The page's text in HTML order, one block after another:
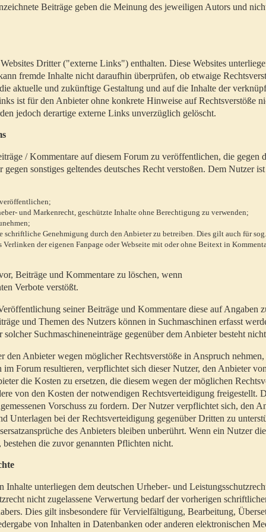
Beiträge geben die Meinung des jeweiligen Autors und
Dritter ("externe Links") enthalten. Diese Websites
fremde Inhalte nicht daraufhin überprüfen, ob etwaige
aktuelle und zukünftige Gestaltung und auf die Inhalte der
ist für den Anbieter ohne konkrete Hinweise auf Rechtsverstöße
jedoch derartige externe Links unverzüglich gelöscht.
/ Kommentare auf diesem Forum zu veröffentlichen, die gegen
sonstiges geltendes deutsches Recht verstoßen. Dem Nutzer
und Markenrecht, geschützte Inhalte ohne Berechtigung zu verwenden;
schriftliche Genehmigung durch den Anbieter zu betreiben. Dies gilt auch für sog.
Verlinken der eigenen Fanpage oder Webseite mit oder ohne Beitext in
Beiträge und Kommentare zu löschen, wenn
Verbote verstößt.
seiner Beiträge und Kommentare diese auf Angaben
und Themen des Nutzers können in Suchmaschinen erfasst
Suchmaschineneinträge gegenüber dem Anbieter besteht
den Anbieter wegen möglicher Rechtsverstöße in Anspruch nehmen,
Forum resultieren, verpflichtet sich dieser Nutzer, den Anbieter
die Kosten zu ersetzen, die diesem wegen der möglichen
von den Kosten der notwendigen Rechtsverteidigung freigestellt.
Vorschuss zu fordern. Der Nutzer verpflichtet sich, den
Unterlagen bei der Rechtsverteidigung gegenüber Dritten zu
des Anbieters bleiben unberührt. Wenn ein Nutzer
die zuvor genannten Pflichten nicht.
unterliegen dem deutschen Urheber- und
nicht zugelassene Verwertung bedarf der vorherigen
Dies gilt insbesondere für Vervielfältigung, Bearbeitung,
von Inhalten in Datenbanken oder anderen elektronischen